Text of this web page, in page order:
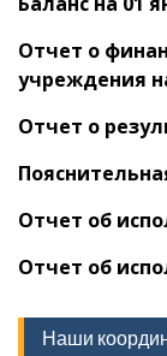
Отчет о
учреждения
Отчет о
Отчет об
Отчет об
Наши